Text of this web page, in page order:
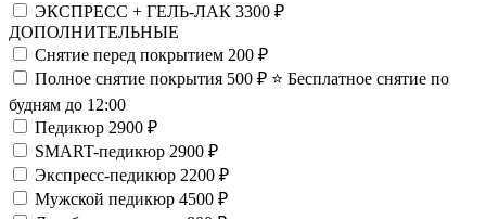
ЭКСПРЕСС + ГЕЛЬ-ЛАК 3300 ₽
ДОПОЛНИТЕЛЬНЫЕ
Снятие перед покрытием 200 ₽
Полное снятие покрытия 500 ₽ ⭐️ Бесплатное снятие по
будням до 12:00
Педикюр 2900 ₽
SMART-педикюр 2900 ₽
Экспресс-педикюр 2200 ₽
Мужской педикюр 4500 ₽